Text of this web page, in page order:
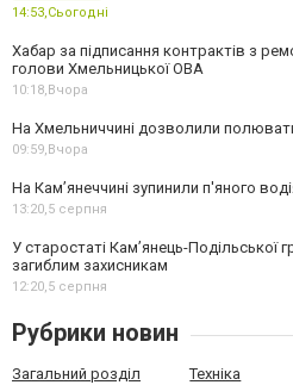
14:53,Сьогодні
Хабар за підписання контрактів з
голови Хмельницької ОВА
10:18, Вчора
На Хмельниччині дозволили
09:59, Вчора
На Камʼянеччині зупинили п'яного
13:20,5 серпня
У старостаті Кам’янець-Подільської
загиблим захисникам
12:20,5 серпня
Рубрики новин
Загальний розділ Техніка